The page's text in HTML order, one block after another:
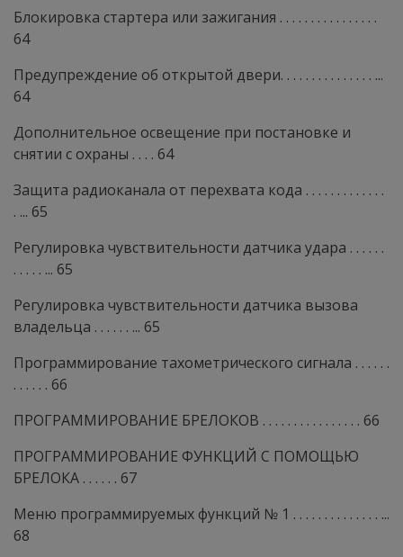
Блокировка стартера или зажигания . . . . . . . . . . . . . . . .
64
Предупреждение об открытой двери. . . . . . . . . . . . . . . ...
64
Дополнительное освещение при постановке и
снятии с охраны . . . . 64
Защита радиоканала от перехвата кода . . . . . . . . . . . . .
. ... 65
Регулировка чувствительности датчика удара . . . . . .
. . . . . ... 65
Регулировка чувствительности датчика вызова
владельца . . . . . . ... 65
Программирование тахометрического сигнала . . . . . .
. . . . . . 66
ПРОГРАММИРОВАНИЕ БРЕЛОКОВ . . . . . . . . . . . . . . . . 66
ПРОГРАММИРОВАНИЕ ФУНКЦИЙ С ПОМОЩЬЮ
БРЕЛОКА . . . . . . 67
Меню программируемых функций № 1 . . . . . . . . . . . . . . ...
68